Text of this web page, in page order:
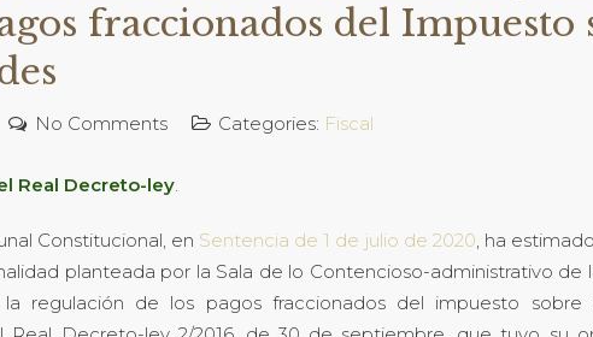
fraccionados del Impuesto
No Comments Categories: Fiscal
Real Decreto-ley.
Constitucional, en Sentencia de 1 de julio de 2020, ha
planteada por la Sala de lo Contencioso-administrativo de
la regulación de los pagos fraccionados del impuesto sobre